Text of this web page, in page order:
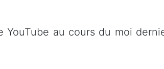
au cours du moi